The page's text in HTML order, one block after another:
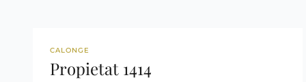
REF: 1414
CALONGE
Propietat 1414